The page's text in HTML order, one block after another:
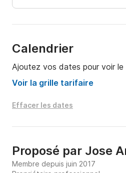
Calendrier
Ajoutez vos dates pour voir le
Voir la grille tarifaire
Effacer les dates
Proposé par Jose
Membre depuis juin 2017